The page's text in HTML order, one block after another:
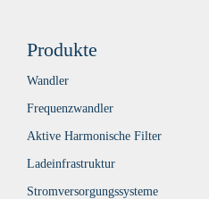
Produkte
Wandler
Frequenzwandler
Aktive Harmonische Filter
Ladeinfrastruktur
Stromversorgungssysteme